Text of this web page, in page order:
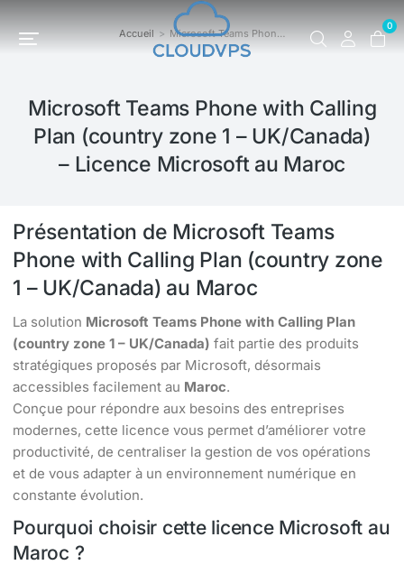
0
Vous êtes ici : Accueil Microsoft Teams Phon…
Microsoft Teams Phone with Calling
Plan (country zone 1 – UK/Canada)
– Licence Microsoft au Maroc
Présentation de Microsoft Teams
Phone with Calling Plan (country zone
1 – UK/Canada) au Maroc
La solution Microsoft Teams Phone with Calling Plan
(country zone 1 – UK/Canada) fait partie des produits
stratégiques proposés par Microsoft, désormais
accessibles facilement au Maroc.
Conçue pour répondre aux besoins des entreprises
modernes, cette licence vous permet d’améliorer votre
productivité, de centraliser la gestion de vos opérations
et de vous adapter à un environnement numérique en
constante évolution.
Pourquoi choisir cette licence Microsoft au
Maroc ?